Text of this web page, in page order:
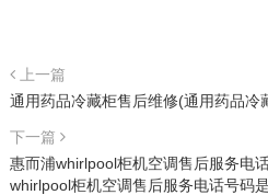
上一篇
通用药品冷藏柜售后维修(通用药品冷
下一篇
惠而浦whirlpool柜机空调售后服务电
whirlpool柜机空调售后服务电话号码